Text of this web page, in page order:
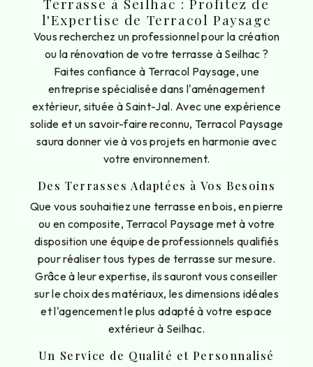
Terrasse à Seilhac : Profitez de
l'Expertise de Terracol Paysage
Vous recherchez un professionnel pour la création
ou la rénovation de votre terrasse à Seilhac ?
Faites confiance à Terracol Paysage, une
entreprise spécialisée dans l'aménagement
extérieur, située à Saint-Jal. Avec une expérience
solide et un savoir-faire reconnu, Terracol Paysage
saura donner vie à vos projets en harmonie avec
votre environnement.
Des Terrasses Adaptées à Vos Besoins
Que vous souhaitiez une terrasse en bois, en pierre
ou en composite, Terracol Paysage met à votre
disposition une équipe de professionnels qualifiés
pour réaliser tous types de terrasse sur mesure.
Grâce à leur expertise, ils sauront vous conseiller
sur le choix des matériaux, les dimensions idéales
et l'agencement le plus adapté à votre espace
extérieur à Seilhac.
Un Service de Qualité et Personnalisé